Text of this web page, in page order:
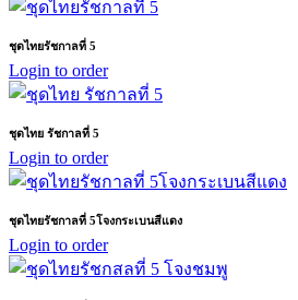
ชุดไทยรัชกาลที่ 5
Login to order
ชุดไทย รัชกาลที่ 5
Login to order
ชุดไทยรัชกาลที่ 5โจงกระเบนสีแดง
Login to order